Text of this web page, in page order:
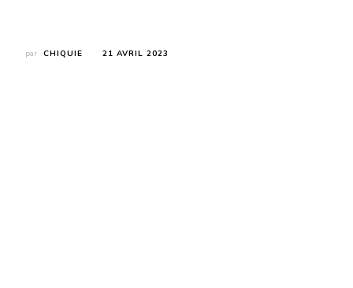
par CHIQUIE 21 AVRIL 2023